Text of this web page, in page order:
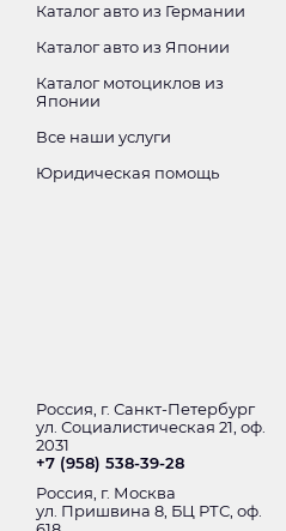
Каталог авто из Германии
Каталог авто из Японии
Каталог мотоциклов из
Японии
Все наши услуги
Юридическая помощь
Россия, г. Санкт-Петербург
ул. Социалистическая 21, оф.
2031
+7 (958) 538-39-28
Россия, г. Москва
ул. Пришвина 8, БЦ РТС, оф.